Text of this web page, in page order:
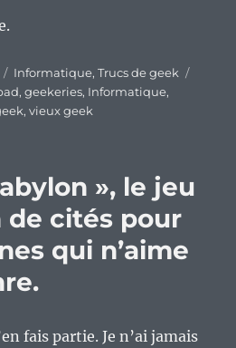
Catégories
Informatique,Trucs de geek
,geekeries, Informatique,
,vieux geek
», le jeu
de cités pour
qui n’aime
fais partie. Je n’ai jamais